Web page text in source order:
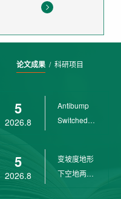
论文成果/ 科研项目
5
2026.8
Antibump
Switched
wit...
5
2026.8
变坡度地形
下空地两用